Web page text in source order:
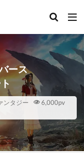
ース
ンタジー 6,000pv